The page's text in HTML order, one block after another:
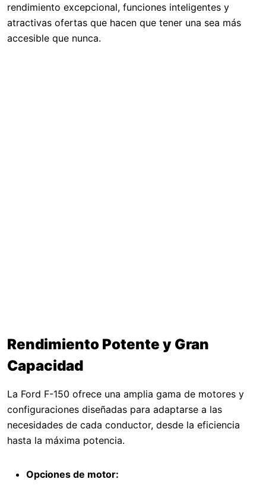
rendimiento excepcional, funciones inteligentes y
atractivas ofertas que hacen que tener una sea más
accesible que nunca.
Rendimiento Potente y Gran
Capacidad
La Ford F-150 ofrece una amplia gama de motores y
configuraciones diseñadas para adaptarse a las
necesidades de cada conductor, desde la eficiencia
hasta la máxima potencia.
Opciones de motor: